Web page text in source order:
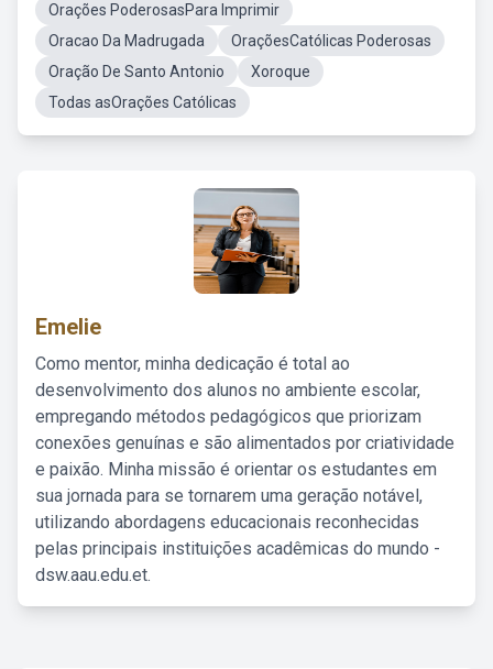
Orações PoderosasPara Imprimir
Oracao Da Madrugada
OraçõesCatólicas Poderosas
Oração De Santo Antonio
Xoroque
Todas asOrações Católicas
Emelie
Como mentor, minha dedicação é total ao
desenvolvimento dos alunos no ambiente escolar,
empregando métodos pedagógicos que priorizam
conexões genuínas e são alimentados por criatividade
e paixão. Minha missão é orientar os estudantes em
sua jornada para se tornarem uma geração notável,
utilizando abordagens educacionais reconhecidas
pelas principais instituições acadêmicas do mundo -
dsw.aau.edu.et.